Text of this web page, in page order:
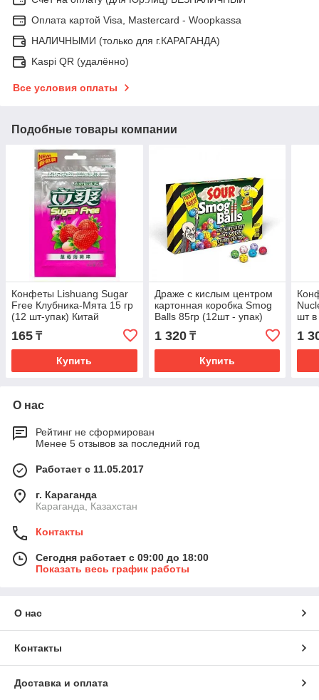
Оплата картой Visa, Mastercard - Woopkassa
НАЛИЧНЫМИ (только для г.КАРАГАНДА)
Kaspi QR (удалённо)
Все условия оплаты
Подобные товары компании
Конфеты Lishuang Sugar
Free Клубника-Мята 15 гр
(12 шт-упак) Китай
165 ₸
Купить
Драже с кислым центром
картонная коробка Smog
Balls 85гр (12шт - упак)
/TOXIC WASTE/Пакистан
1 320₸
Купить
шт в
1
О нас
Рейтинг не сформирован
Менее 5 отзывов за последний год
Работает с 11.05.2017
г. Караганда
Караганда, Казахстан
Контакты
Сегодня работает с 09:00 до 18:00
Показать весь график работы
О нас
Контакты
Доставка и оплата